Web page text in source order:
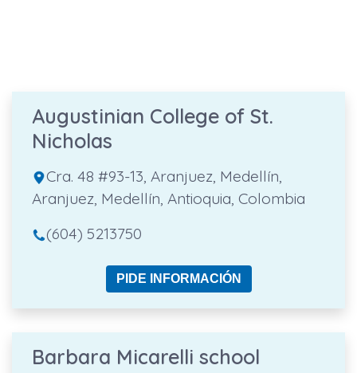
Augustinian College of St.
Nicholas
Cra. 48 #93-13, Aranjuez, Medellín,
Aranjuez, Medellín, Antioquia, Colombia
(604) 5213750
PIDE INFORMACIÓN
Barbara Micarelli school